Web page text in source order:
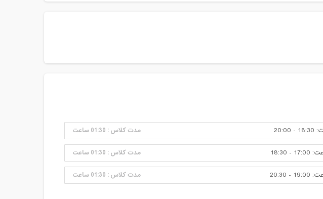
مدت کلاس : 01:30 ساعت
مدت کلاس : 01:30 ساعت
مدت کلاس : 01:30 ساعت